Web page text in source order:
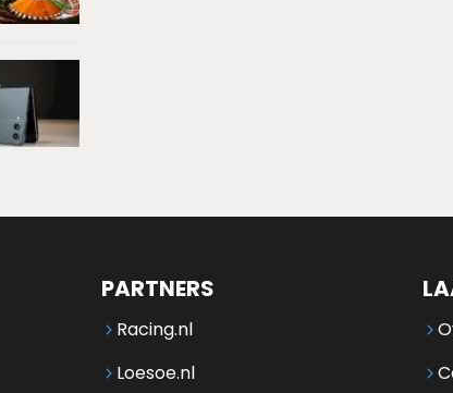
PARTNERS
Racing.nl
Loesoe.nl